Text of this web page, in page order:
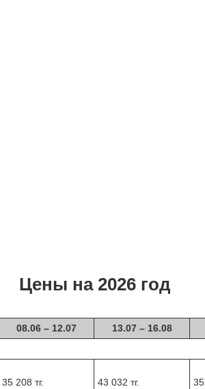
Цены на 2026 год
08.06 – 12.07 13.07 – 16.08
35 208 тг. 43 032 тг. 35